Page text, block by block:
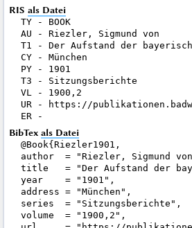
RIS als Datei
TY - BOOK
AU - Riezler, Sigmund von
T1 - Der Aufstand der
CY - München
PY - 1901
T3 - Sitzungsberichte
VL - 1900,2
UR - https://
BibTex als Datei
@Book{Riezler1901,
author  = "Riezler, Sigmund
title   = "Der Aufstand der
year    = "1901",
address = "München",
series  = "Sitzungsberichte",
volume  = "1900,2",